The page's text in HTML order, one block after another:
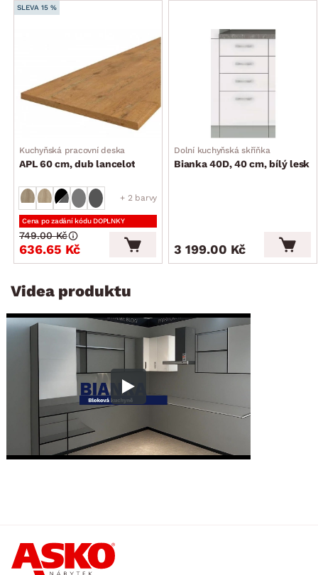
hloubka skříňky: 52 cm (hloubka po osazení pracovní desky
SLEVA 15 %
Kuchyňská pracovní deska
APL 60 cm, dub lancelot
+ 2 barvy
Cena po zadání kódu DOPLNKY
636.65 Kč
749.00 Kč
Dolní kuchyňská skříňka
Bianka 40D, 40 cm, bílý lesk
3 199.00 Kč
Videa produktu